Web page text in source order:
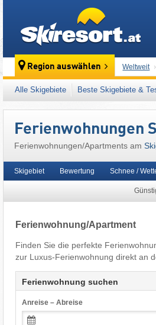
Region auswählen Weltweit
Dieses
Alle Skigebiete Beste Skigebiete &
Ferienwohnungen
Ferienwohnungen/Apartments am
Skigebiet Bewertung Schnee /
Ferienwohnung/Apartment
Finden Sie die perfekte
zur Luxus-Ferienwohnung direkt an
Ferienwohnung suchen
Anreise – Abreise